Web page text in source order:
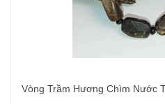
Vòng Trầm Hương Chìm Nước